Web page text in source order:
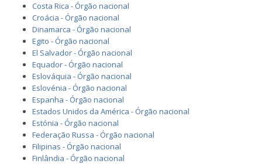
Costa Rica - Órgão nacional
Croácia - Órgão nacional
Dinamarca - Órgão nacional
Egito - Órgão nacional
El Salvador - Órgão nacional
Equador - Órgão nacional
Eslováquia - Órgão nacional
Eslovénia - Órgão nacional
Espanha - Órgão nacional
Estados Unidos da América - Órgão nacional
Estónia - Órgão nacional
Federação Russa - Órgão nacional
Filipinas - Órgão nacional
Finlândia - Órgão nacional